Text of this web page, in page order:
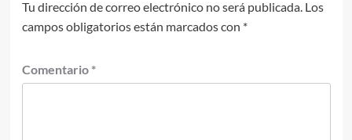
Tu dirección de correo electrónico no será publicada. Los
campos obligatorios están marcados con *
Comentario *